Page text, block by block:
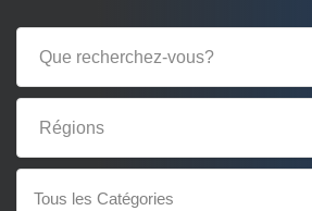
Tous les Catégories